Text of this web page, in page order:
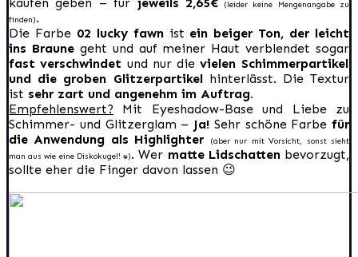
(leider keine Mengenangabe zu
finden).
Die Farbe 02 lucky fawnist ein beiger Ton, der leicht
ins Braunegeht und auf meiner Haut verblendet sogar
fast verschwindet und nur die vielen Schimmerpartikel
und die groben Glitzerpartikelhinterlässt. Die Textur
ist sehr zart und angenehm im Auftrag.
Empfehlenswert? Mit Eyeshadow-Base und Liebe zu
Schimmer- und Glitzerglam – Ja! Sehr schöne Farbe für
die Anwendung als Highlighter
(aber nur mit Vorsicht, sonst sieht
man aus wie eine Diskokugel! :D). Wer matte Lidschattenbevorzugt,
sollte eher die Finger davon lassen 😉